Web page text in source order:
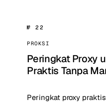
№ 22
PROKSI
Peringkat Proxy
Praktis Tanpa
Peringkat proxy